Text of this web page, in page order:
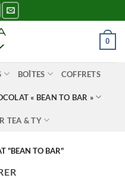
0
BOÎTES COFFRETS
« BEAN TO BAR »
TEA & TY
"BEAN TO BAR"